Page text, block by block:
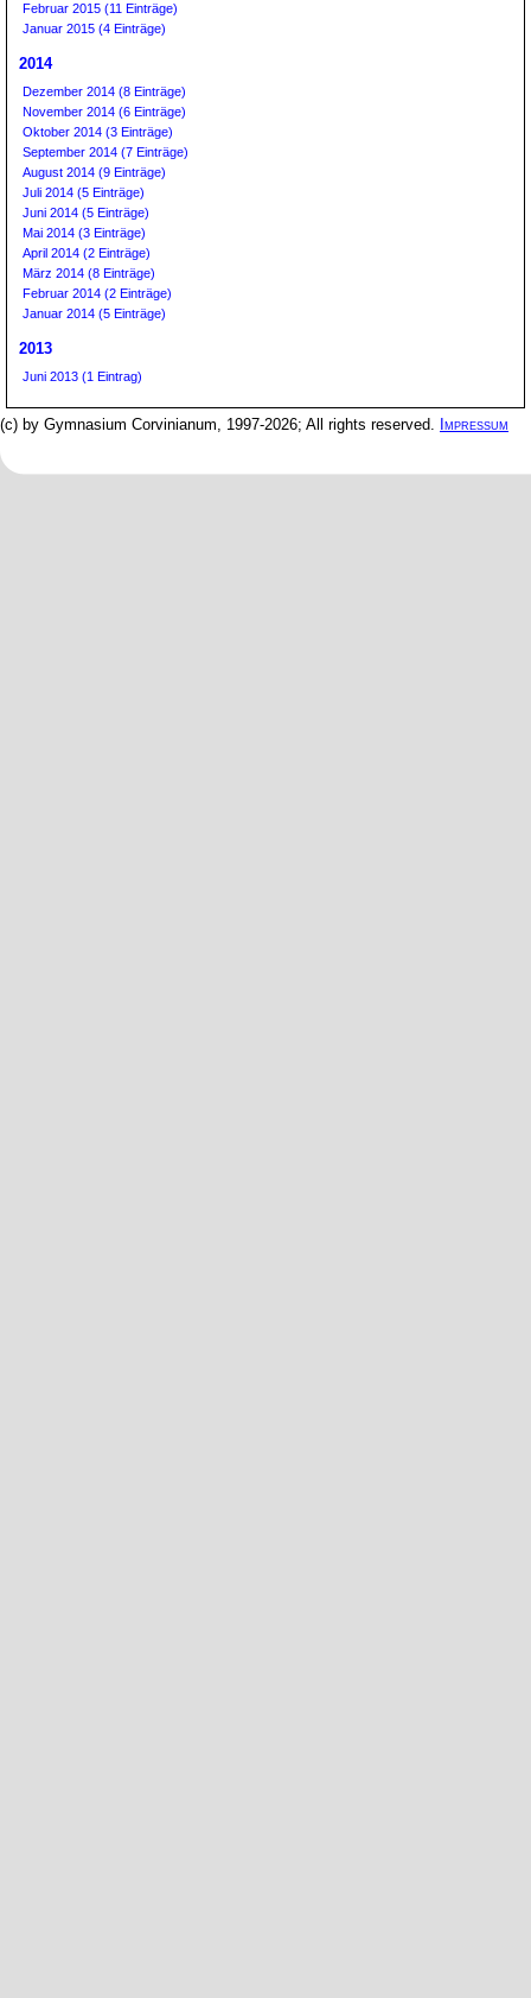
Februar 2015 (11 Einträge)
Januar 2015 (4 Einträge)
2014
Dezember 2014 (8 Einträge)
November 2014 (6 Einträge)
Oktober 2014 (3 Einträge)
September 2014 (7 Einträge)
August 2014 (9 Einträge)
Juli 2014 (5 Einträge)
Juni 2014 (5 Einträge)
Mai 2014 (3 Einträge)
April 2014 (2 Einträge)
März 2014 (8 Einträge)
Februar 2014 (2 Einträge)
Januar 2014 (5 Einträge)
2013
Juni 2013 (1 Eintrag)
(c) by Gymnasium Corvinianum, 1997-2026; All rights reserved. Impressum